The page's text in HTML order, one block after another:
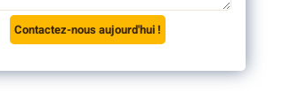
Contactez-nous aujourd'hui !